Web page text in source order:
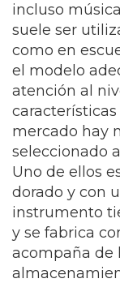
incluso
suele ser
como en
el modelo
atención al
mercado hay
seleccionado
Uno de ellos
dorado y con
instrumento
y se fabrica
acompaña de